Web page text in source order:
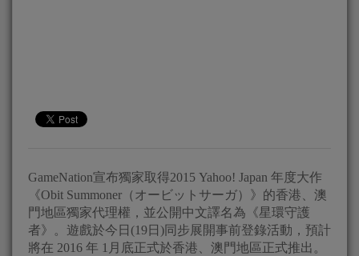
GameNation宣布獨家取得2015 Yahoo! Japan 年度大作
《Obit Summoner（オービットサーガ）》的香港、澳
門地區獨家代理權，並公開中文譯名為《星環守護
者》。遊戲於今日(19日)同步展開事前登錄活動，預計
將在 2016 年 1月底正式於香港、澳門地區正式推出。